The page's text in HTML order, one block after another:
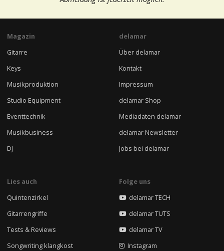
Magazin
Gitarre
Keys
Musikproduktion
Studio Equipment
Eventtechnik
Musikbusiness
DJ
delamar
Über delamar
Kontakt
Impressum
delamar Shop
Mediadaten delamar
delamar Newsletter
Jobs bei delamar
Lies auch
Quintenzirkel
Gitarrengriffe
Tests & Reviews
Songwriting klangkost
Folge uns
delamar TECH
delamar TUTS
delamar TV
Instagram